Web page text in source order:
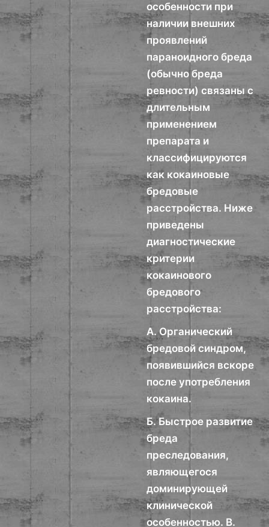
особенности при
наличии внешних
проявлений
параноидного бреда
(обычно бреда
ревности) связаны с
длительным
применением
препарата и
классифицируются
как кокаиновые
бредовые
расстройства. Ниже
приведены
диагностические
критерии
кокаинового
бредового
расстройства:
А. Органический
бредовой синдром,
появившийся вскоре
после употребления
кокаина.
Б. Быстрое развитие
бреда
преследования,
являющегося
доминирующей
клинической
особенностью. В.